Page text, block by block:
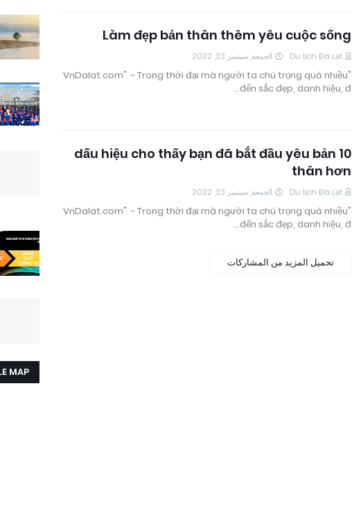
Làm đẹp bản thân thêm yêu cuộc sống
Du lịch Đà Lạt الجمعة, سبتمبر 23, 2022
"VnDalat.com" - Trong thời đại mà người ta chú trọng quá nhiều
đến sắc đẹp, danh hiệu, đ…
10 dấu hiệu cho thấy bạn đã bắt đầu yêu bản
thân hơn
Du lịch Đà Lạt الجمعة, سبتمبر 23, 2022
"VnDalat.com" - Trong thời đại mà người ta chú trọng quá nhiều
đến sắc đẹp, danh hiệu, đ…
تحميل المزيد من المشاركات
MAP